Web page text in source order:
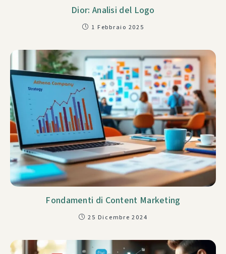
Dior: Analisi del Logo
1 Febbraio 2025
Fondamenti di Content Marketing
25 Dicembre 2024